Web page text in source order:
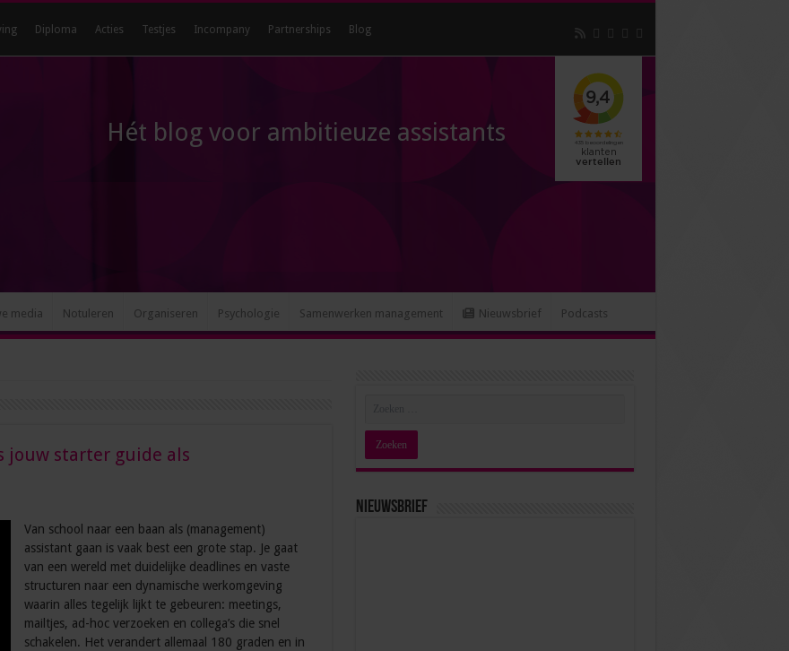
Diploma Acties Testjes Incompany Partnerships Blog
Hét blog voor ambitieuze assistants
media Notuleren Organiseren Psychologie Samenwerken management Nieuwsbrief Podcasts
jouw starter guide als
Van school naar een baan als (management)
assistant gaan is vaak best een grote stap. Je gaat
van een wereld met duidelijke deadlines en vaste
structuren naar een dynamische werkomgeving
waarin alles tegelijk lijkt te gebeuren: meetings,
mailtjes, ad-hoc verzoeken en collega’s die snel
schakelen. Het verandert allemaal 180 graden en in
Nieuwsbrief